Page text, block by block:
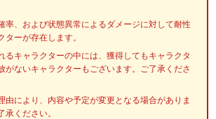
率、および状態異常によるダメージに対して耐性
ターが存在します。
るキャラクターの中には、獲得してもキャラクタ
がないキャラクターもございます。ご了承くださ
由により、内容や予定が変更となる場合がありま
承ください。